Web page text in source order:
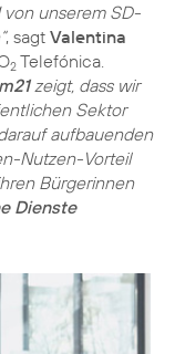
von unserem SD-
, sagt Valentina
2 Telefónica.
zeigt, dass wir
Sektor
aufbauenden
Nutzen-Vorteil
Bürgerinnen
Dienste